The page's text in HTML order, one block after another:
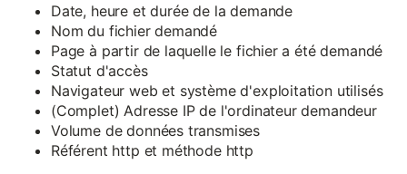
Date, heure et durée de la demande
Nom du fichier demandé
Page à partir de laquelle le fichier a été demandé
Statut d'accès
Navigateur web et système d'exploitation utilisés
(Complet) Adresse IP de l'ordinateur demandeur
Volume de données transmises
Référent http et méthode http